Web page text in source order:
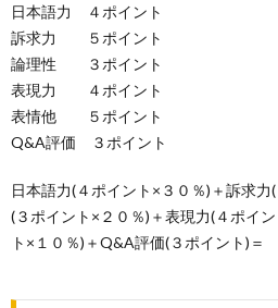
日本語力 ４ポイント
訴求力 ５ポイント
論理性 ３ポイント
表現力 ４ポイント
表情他 ５ポイント
Q&A評価 ３ポイント
日本語力(４ポイント×３０％)＋訴求
(３ポイント×２０％)＋表現力(４ポイ
ト×１０％)＋Q&A評価(３ポイント)＝